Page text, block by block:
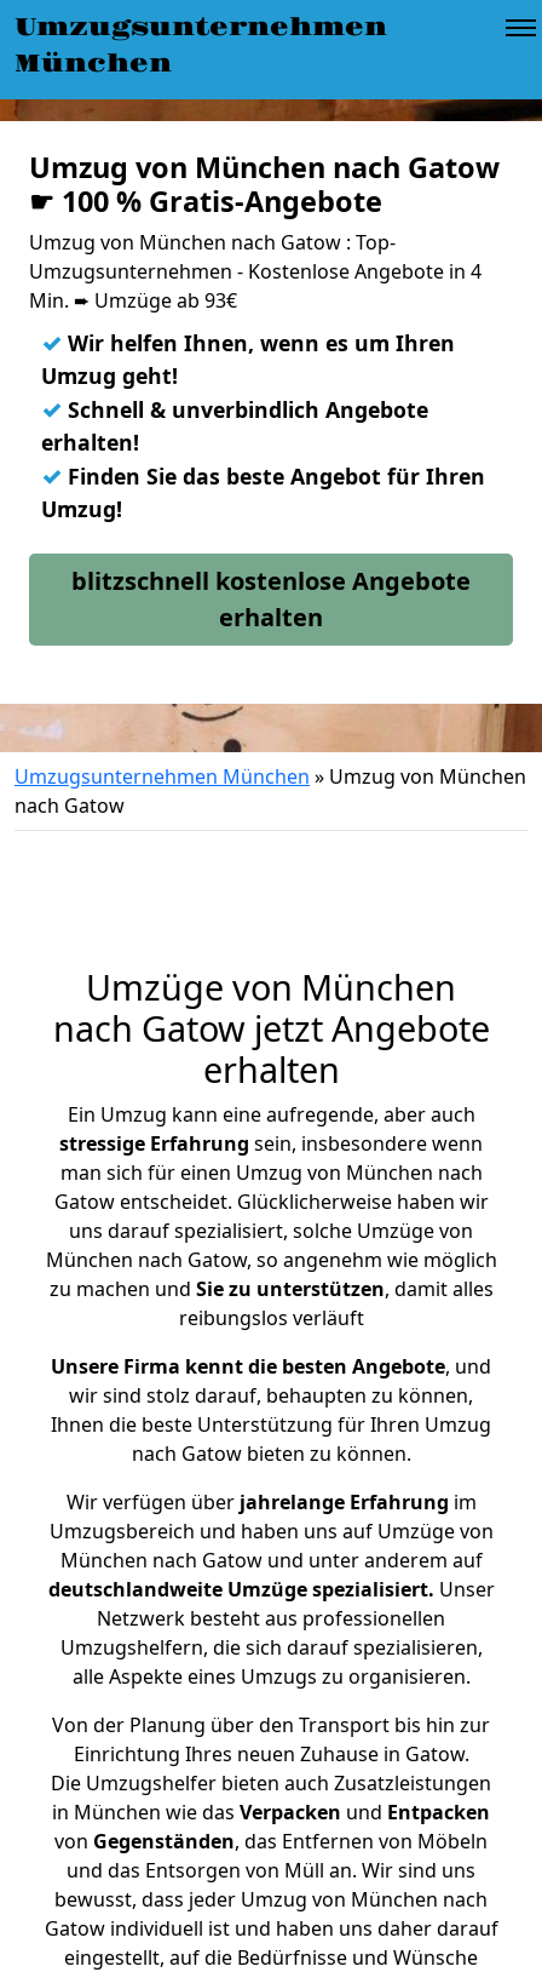
Umzugsunternehmen
München
Umzug von München nach Gatow
☛ 100 % Gratis-Angebote
Umzug von München nach Gatow : Top-
Umzugsunternehmen - Kostenlose Angebote in 4
Min. ➨ Umzüge ab 93€
✓ Wir helfen Ihnen, wenn es um Ihren
Umzug geht!
✓ Schnell & unverbindlich Angebote
erhalten!
✓ Finden Sie das beste Angebot für Ihren
Umzug!
blitzschnell kostenlose Angebote
erhalten
Umzugsunternehmen München » Umzug von München
nach Gatow
Umzüge von München
nach Gatow jetzt Angebote
erhalten
Ein Umzug kann eine aufregende, aber auch
stressige Erfahrung sein, insbesondere wenn
man sich für einen Umzug von München nach
Gatow entscheidet. Glücklicherweise haben wir
uns darauf spezialisiert, solche Umzüge von
München nach Gatow, so angenehm wie möglich
zu machen und Sie zu unterstützen, damit alles
reibungslos verläuft
Unsere Firma kennt die besten Angebote, und
wir sind stolz darauf, behaupten zu können,
Ihnen die beste Unterstützung für Ihren Umzug
nach Gatow bieten zu können.
Wir verfügen überjahrelange Erfahrung im
Umzugsbereich und haben uns auf Umzüge von
München nach Gatow und unter anderem auf
deutschlandweite Umzüge spezialisiert. Unser
Netzwerk besteht aus professionellen
Umzugshelfern, die sich darauf spezialisieren,
alle Aspekte eines Umzugs zu organisieren.
Von der Planung über den Transport bis hin zur
Einrichtung Ihres neuen Zuhause in Gatow.
Die Umzugshelfer bieten auch Zusatzleistungen
in München wie das Verpacken und Entpacken
von Gegenständen, das Entfernen von Möbeln
und das Entsorgen von Müll an. Wir sind uns
bewusst, dass jeder Umzug von München nach
Gatow individuell ist und haben uns daher darauf
eingestellt, auf die Bedürfnisse und Wünsche